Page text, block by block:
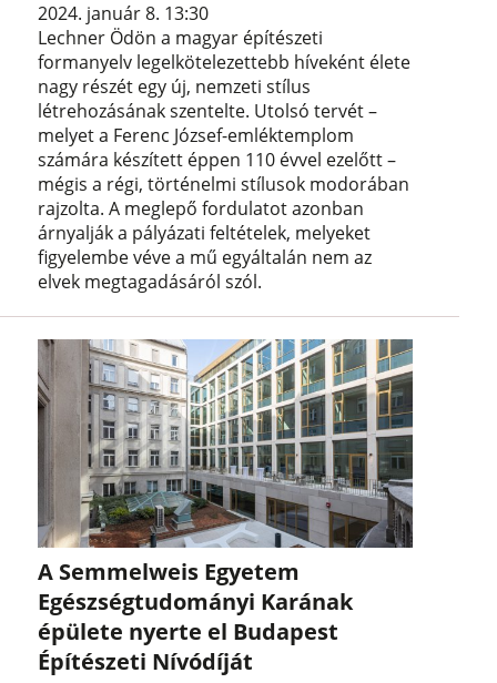
2024. január 8. 13:30
Lechner Ödön a magyar építészeti
formanyelv legelkötelezettebb híveként élete
nagy részét egy új, nemzeti stílus
létrehozásának szentelte. Utolsó tervét –
melyet a Ferenc József-emléktemplom
számára készített éppen 110 évvel ezelőtt –
mégis a régi, történelmi stílusok modorában
rajzolta. A meglepő fordulatot azonban
árnyalják a pályázati feltételek, melyeket
figyelembe véve a mű egyáltalán nem az
elvek megtagadásáról szól.
A Semmelweis Egyetem
Egészségtudományi Karának
épülete nyerte el Budapest
Építészeti Nívódíját